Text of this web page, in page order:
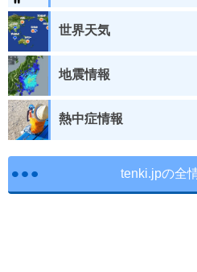
世界天気
地震情報
熱中症情報
tenki.jpの全